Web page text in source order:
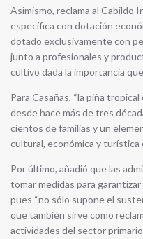
Asimismo, reclama al Cabildo
específica con dotación
dotado exclusivamente con
junto a profesionales y
cultivo dada la importancia
Para Casañas, “la piña
desde hace más de tres
cientos de familias y un
cultural, económica y turística
Por último, añadió que las
tomar medidas para
pues “no sólo supone el
que también sirve como
actividades del sector